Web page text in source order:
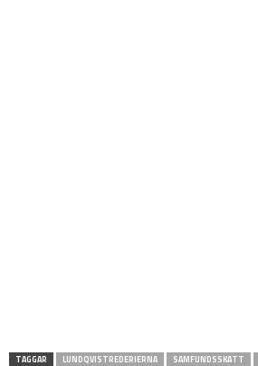
TAGGAR LUNDQVISTREDERIERNA SAMFUNDSSKATT